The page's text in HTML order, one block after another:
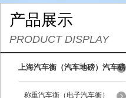
产品展示
PRODUCT DISPLAY
上海汽车衡（汽车地磅）汽车磅
秤称重汽车衡（电子汽车衡）